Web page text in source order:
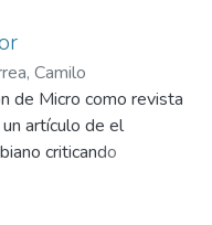
Camilo
de Micro como revista
artículo de el
criticando
de radio "La Hora